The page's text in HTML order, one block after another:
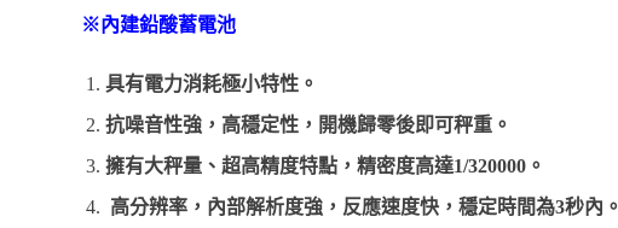
※內建鉛酸蓄電池
具有電力消耗極小特性。
抗噪音性強，高穩定性，開機歸零後即可秤重。
擁有大秤量、超高精度特點，精密度高達1/320000。
高分辨率，內部解析度強，反應速度快，穩定時間為3秒內。